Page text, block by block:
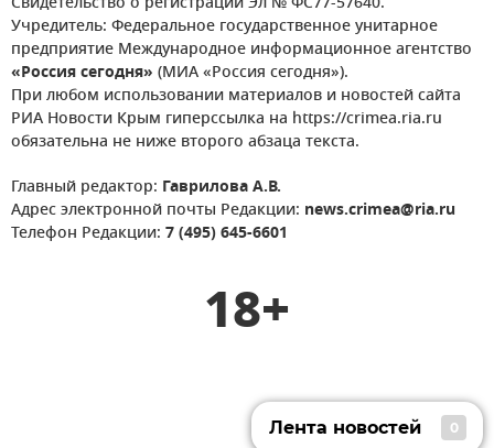
Учредитель: Федеральное государственное унитарное
предприятие Международное информационное агентство
«Россия сегодня» (МИА «Россия сегодня»).
При любом использовании материалов и новостей сайта
РИА Новости Крым гиперссылка на https://crimea.ria.ru
обязательна не ниже второго абзаца текста.
Главный редактор: Гаврилова А.В.
Адрес электронной почты Редакции: news.crimea@ria.ru
Телефон Редакции: 7 (495) 645-6601
18+
Лента новостей 0